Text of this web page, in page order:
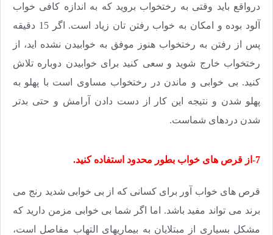
درواقع باید وقتی به رختخواب بروید که به اندازه کافی خواب
آلود بوده و امکان به خواب رفتن تان زیاد است. اگر 15 دقیقه
پس از رفتن به رختخواب هنوز موفق به خوابیدن نشده اید، از
رختخواب خارج شوید و سعی کنید برای خوابیدن دوباره تلاش
کنید. بی خوابی و ماندن در رختخواب مساوی است با پهلو به
پهلو شدن و نتیجه این کار از دست دادن آرامش و حتی بدتر
شدن دردهای شماست.
7-از قرص های خواب بطور محدود استفاده کنید.
قرص های خواب آور برای کسانی که از بی خوابی شدید رنج می
برند می تواند مفید باشد. اما اگر شما بی خوابی مزمن دارید که
مشکل بسیاری از مبتلایان به بیماریهای التهاب مفاصل است،